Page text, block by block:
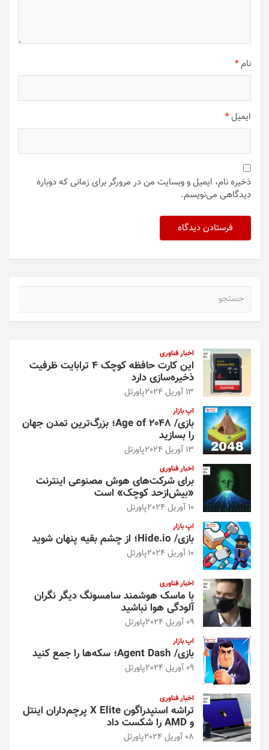
نام*
ایمیل*
ذخیره نام، ایمیل و وبسایت من در مرورگر برای زمانی که دوباره
دیدگاهی می‌نویسم.
اخبار فناوری
این کارت حافظه کوچک ۴ ترابایت ظرفیت
ذخیره‌سازی دارد
13 آوریل 2024 پاورتل
اپ بازار
بازی/ Age of 2048؛ بزرگ‌ترین تمدن جهان
را بسازید
13 آوریل 2024 پاورتل
اخبار فناوری
برای شرکت‌های هوش مصنوعی اینترنت
«بیش‌از‌حد کوچک» است
10 آوریل 2024 پاورتل
اپ بازار
بازی/ Hide.io؛ از چشم بقیه پنهان شوید
10 آوریل 2024 پاورتل
اخبار فناوری
با ماسک هوشمند سامسونگ دیگر نگران
آلودگی هوا نباشید
09 آوریل 2024 پاورتل
اپ بازار
بازی/ Agent Dash؛ سکه‌ها را جمع کنید
09 آوریل 2024 پاورتل
اخبار فناوری
تراشه اسنپدراگون X Elite پرچم‌داران اینتل
و AMD را شکست داد
08 آوریل 2024 پاورتل